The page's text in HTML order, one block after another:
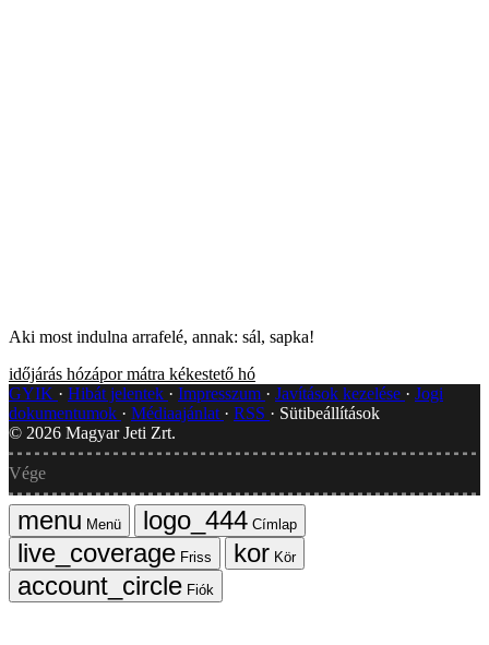
Aki most indulna arrafelé, annak: sál, sapka!
időjárás hózápor mátra kékestető hó
GYIK
Hibát jelentek Impresszum Javítások kezelése
Jogi
dokumentumok
Médiaajánlat RSS
Sütibeállítások
© 2026 Magyar Jeti Zrt.
Vége
Menü
Címlap
Friss
Kör
Fiók